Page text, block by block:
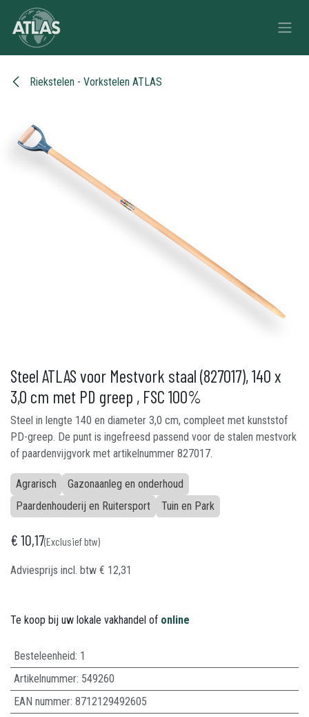
Overslaan naar inhoud
Riekstelen - Vorkstelen ATLAS
Steel ATLAS voor Mestvork staal (827017), 140 x
3,0 cm met PD greep , FSC 100%
Steel in lengte 140 en diameter 3,0 cm, compleet met kunststof
PD-greep. De punt is ingefreesd passend voor de stalen mestvork
of paardenvijgvork met artikelnummer 827017.
Agrarisch
Gazonaanleg en onderhoud
Paardenhouderij en Ruitersport
Tuin en Park
€10,17(Exclusief btw)
Adviesprijs incl. btw € 12,31
Te koop bij uw lokale vakhandel of online
Besteleenheid: 1
Artikelnummer: 549260
EAN nummer: 8712129492605